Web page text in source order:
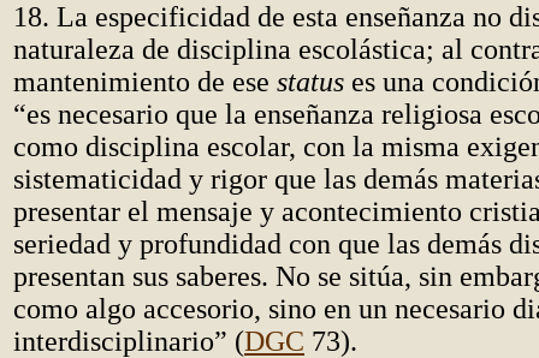
18. La especificidad de esta enseñanza no
naturaleza de disciplina escolástica; al
mantenimiento de ese status es una
“es necesario que la enseñanza religiosa
como disciplina escolar, con la misma
sistematicidad y rigor que las demás
presentar el mensaje y acontecimiento
seriedad y profundidad con que las demás
presentan sus saberes. No se sitúa, sin
como algo accesorio, sino en un necesario
interdisciplinario” (DGC 73).